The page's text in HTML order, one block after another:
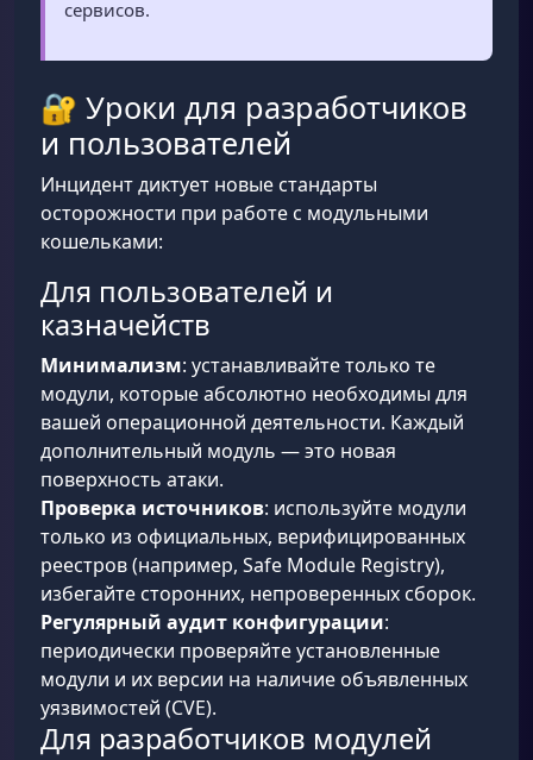
сервисов.
🔐 Уроки для разработчиков
и пользователей
Инцидент диктует новые стандарты
осторожности при работе с модульными
кошельками:
Для пользователей и
казначейств
Минимализм: устанавливайте только те
модули, которые абсолютно необходимы для
вашей операционной деятельности. Каждый
дополнительный модуль — это новая
поверхность атаки.
Проверка источников: используйте модули
только из официальных, верифицированных
реестров (например, Safe Module Registry),
избегайте сторонних, непроверенных сборок.
Регулярный аудит конфигурации:
периодически проверяйте установленные
модули и их версии на наличие объявленных
уязвимостей (CVE).
Для разработчиков модулей